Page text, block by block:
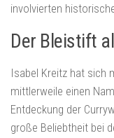
involvierten
Der Bleistift
Isabel Kreitz hat sich
mittlerweile einen
Entdeckung der
große Beliebtheit bei